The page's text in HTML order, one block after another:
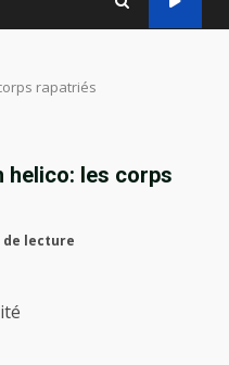
rapatriés
helico: les corps
de lecture